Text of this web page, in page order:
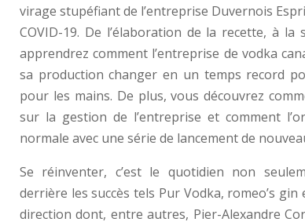
virage stupéfiant de l’entreprise Duvernois
COVID-19. De l’élaboration de la recette, à
apprendrez comment l’entreprise de vodka
sa production changer en un temps record
pour les mains. De plus, vous découvrez
sur la gestion de l’entreprise et comment
normale avec une série de lancement de
Se réinventer, c’est le quotidien non
derrière les succès tels Pur Vodka, romeo’s
direction dont, entre autres, Pier-Alexandre